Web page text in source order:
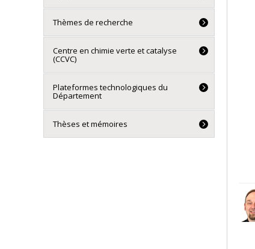
Thèmes de recherche
Centre en chimie verte et catalyse
(CCVC)
Plateformes technologiques du
Département
Thèses et mémoires